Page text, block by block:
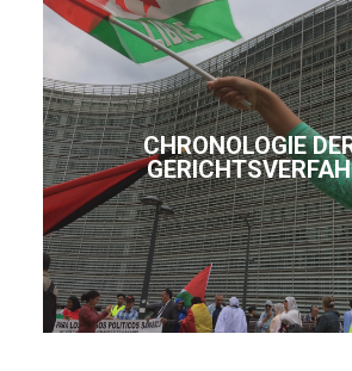
CHRONOLOGIE